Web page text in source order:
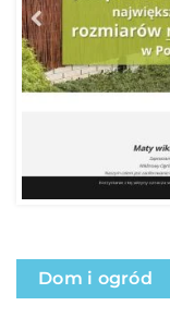
Dom i ogród